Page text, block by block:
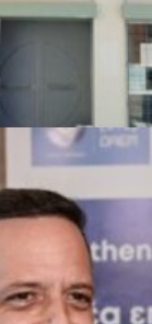
07/08/2026 · 17:45
Εργασίες
σχολεία και